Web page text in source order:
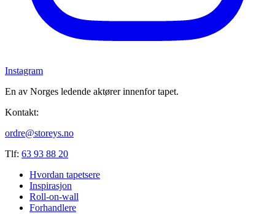
Instagram
En av Norges ledende aktører innenfor tapet.
Kontakt:
ordre@storeys.no
Tlf: 63 93 88 20
Hvordan tapetsere
Inspirasjon
Roll-on-wall
Forhandlere